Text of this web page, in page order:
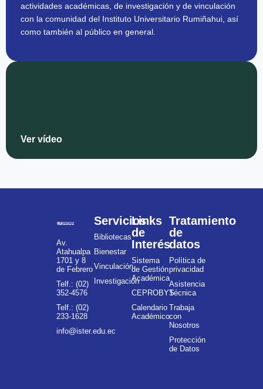
actividades académicas, de investigación y de vinculación
con la comunidad del Instituto Universitario Rumiñahui, así
como también al público en general.
Ver vídeo
Av.
Atahualpa
1701 y 8
de Febrero
Telf.: (02)
352-4576
Telf.: (02)
233-1628
info@ister.edu.ec
Servicios
Bibliotecas
Bienestar
Vinculación
Investigación
Links
de
Interés
Sistema
de Gestión
Académica
CEPROBYS
Calendario
Académico
Tratamiento
de
datos
Política de
privacidad
Asistencia
Técnica
Trabaja
con
Nosotros
Protección
de Datos